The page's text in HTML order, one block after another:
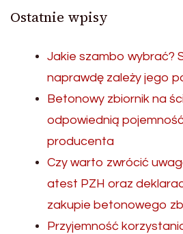
Ostatnie wpisy
Jakie szambo wybrać?
naprawdę zależy jego
Betonowy zbiornik na
odpowiednią
producenta
Czy warto zwrócić
atest PZH oraz
zakupie betonowego
Przyjemność